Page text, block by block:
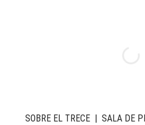
SOBRE EL TRECE| SALA DE